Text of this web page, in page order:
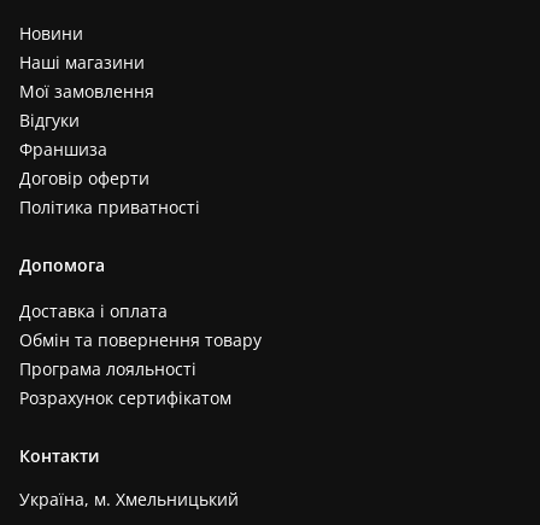
Новини
Наші магазини
Мої замовлення
Відгуки
Франшиза
Договір оферти
Політика приватності
Допомога
Доставка і оплата
Обмін та повернення товару
Програма лояльності
Розрахунок сертифікатом
Контакти
Україна, м. Хмельницький